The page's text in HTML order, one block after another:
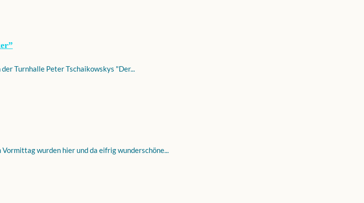
Turnhalle Peter Tschaikowskys "Der...
wurden hier und da eifrig wunderschöne...